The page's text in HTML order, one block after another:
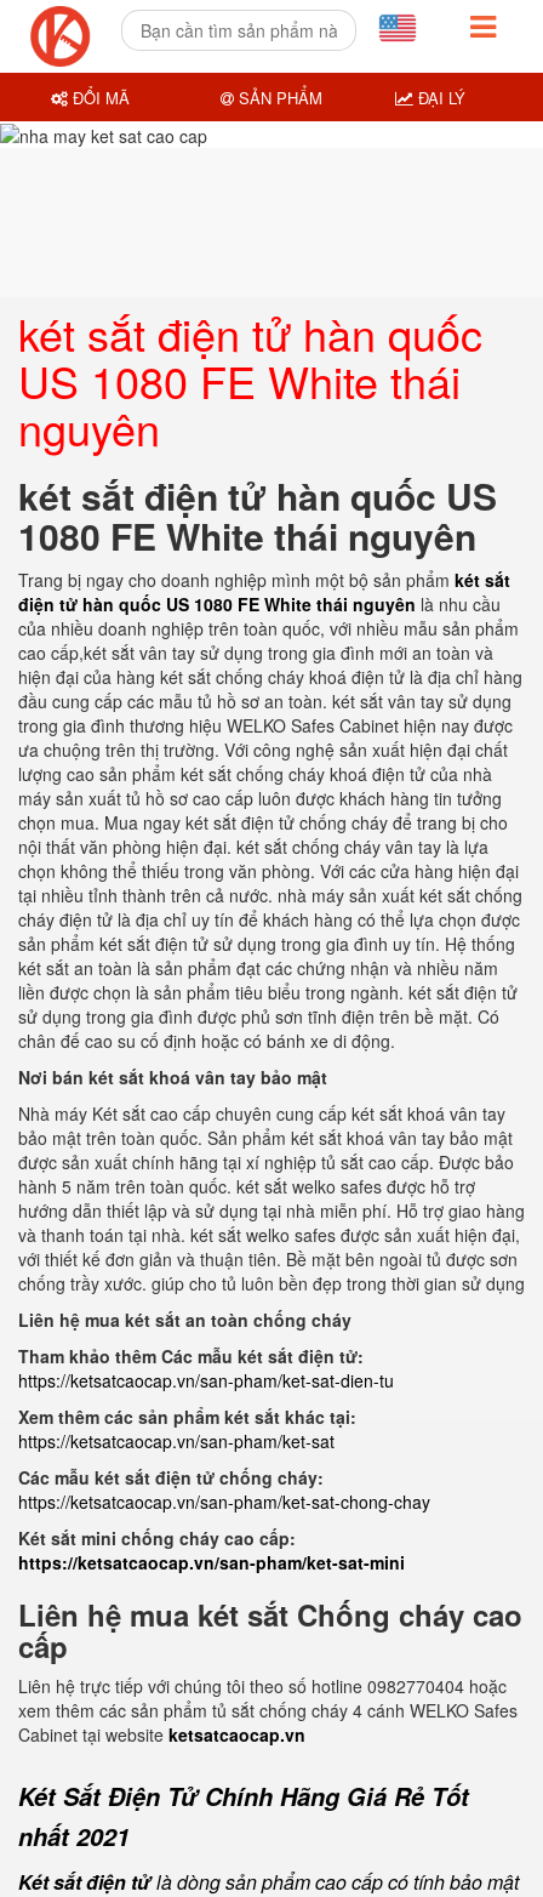
két sắt điện tử hàn quốc
US 1080 FE White thái
nguyên
két sắt điện tử hàn quốc US
1080 FE White thái nguyên
Trang bị ngay cho doanh nghiệp mình một bộ sản phẩm két sắt
điện tử hàn quốc US 1080 FE White thái nguyên là nhu cầu
của nhiều doanh nghiệp trên toàn quốc, với nhiều mẫu sản phẩm
cao cấp,két sắt vân tay sử dụng trong gia đình mới an toàn và
hiện đại của hàng két sắt chống cháy khoá điện tử là địa chỉ hàng
đầu cung cấp các mẫu tủ hồ sơ an toàn. két sắt vân tay sử dụng
trong gia đình thương hiệu WELKO Safes Cabinet hiện nay được
ưa chuộng trên thị trường. Với công nghệ sản xuất hiện đại chất
lượng cao sản phẩm két sắt chống cháy khoá điện tử của nhà
máy sản xuất tủ hồ sơ cao cấp luôn được khách hàng tin tưởng
chọn mua. Mua ngay két sắt điện tử chống cháy để trang bị cho
nội thất văn phòng hiện đại. két sắt chống cháy vân tay là lựa
chọn không thể thiếu trong văn phòng. Với các cửa hàng hiện đại
tại nhiều tỉnh thành trên cả nước. nhà máy sản xuất két sắt chống
cháy điện tử là địa chỉ uy tín để khách hàng có thể lựa chọn được
sản phẩm két sắt điện tử sử dụng trong gia đình uy tín. Hệ thống
két sắt an toàn là sản phẩm đạt các chứng nhận và nhiều năm
liền được chọn là sản phẩm tiêu biểu trong ngành. két sắt điện tử
sử dụng trong gia đình được phủ sơn tĩnh điện trên bề mặt. Có
chân đế cao su cố định hoặc có bánh xe di động.
Nơi bán két sắt khoá vân tay bảo mật
Nhà máy Két sắt cao cấp chuyên cung cấp két sắt khoá vân tay
bảo mật trên toàn quốc. Sản phẩm két sắt khoá vân tay bảo mật
được sản xuất chính hãng tại xí nghiệp tủ sắt cao cấp. Được bảo
hành 5 năm trên toàn quốc. két sắt welko safes được hỗ trợ
hướng dẫn thiết lập và sử dụng tại nhà miễn phí. Hỗ trợ giao hàng
và thanh toán tại nhà. két sắt welko safes được sản xuất hiện đại,
với thiết kế đơn giản và thuận tiên. Bề mặt bên ngoài tủ được sơn
chống trầy xước. giúp cho tủ luôn bền đẹp trong thời gian sử dụng
Liên hệ mua két sắt an toàn chống cháy
Tham khảo thêm Các mẫu két sắt điện tử:
https://ketsatcaocap.vn/san-pham/ket-sat-dien-tu
Xem thêm các sản phẩm két sắt khác tại:
https://ketsatcaocap.vn/san-pham/ket-sat
Các mẫu két sắt điện tử chống cháy:
https://ketsatcaocap.vn/san-pham/ket-sat-chong-chay
Két sắt mini chống cháy cao cấp:
https://ketsatcaocap.vn/san-pham/ket-sat-mini
Liên hệ mua két sắt Chống cháy cao
cấp
Liên hệ trực tiếp với chúng tôi theo số hotline 0982770404 hoặc
xem thêm các sản phẩm tủ sắt chống cháy 4 cánh WELKO Safes
Cabinet tại website ketsatcaocap.vn
Két Sắt Điện Tử Chính Hãng Giá Rẻ Tốt
nhất 2021
Két sắt điện tửlà dòng sản phẩm cao cấp có tính bảo mật
ĐỔI MÃ SẢN PHẨM ĐẠI LÝ